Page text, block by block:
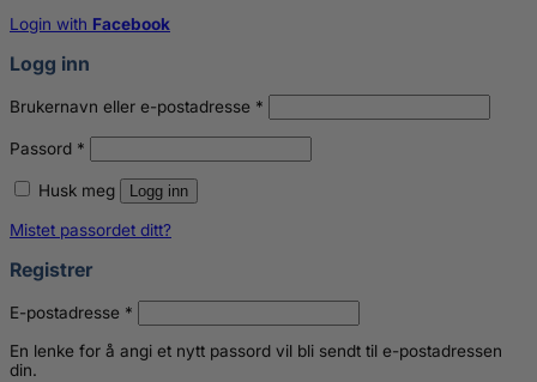
Login with Facebook
Logg inn
Brukernavn eller e-postadresse *
Passord * Påkrevd
Husk meg Logg inn
Mistet passordet ditt?
Registrer
E-postadresse * Påkrevd
En lenke for å angi et nytt passord vil bli sendt til e-postadressen
din.